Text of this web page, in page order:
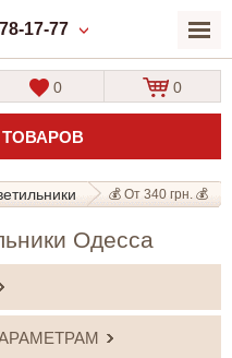
17-77
ТОВАРОВ
0 0
💰 От 340 грн. 💰
Одесса